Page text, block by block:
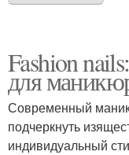
Fashion
для
Современный
подчеркнуть
индивидуальный